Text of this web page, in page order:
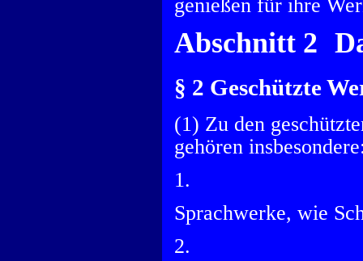
genießen für ihre
Abschnitt 2
§ 2 Geschützte
(1) Zu den
gehören
1.
Sprachwerke, wie
2.